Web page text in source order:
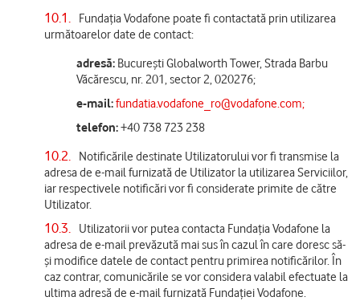
10.1.
Fundația Vodafone poate fi contactată prin utilizarea
următoarelor date de contact:
adresă:București Globalworth Tower, Strada Barbu
Văcărescu, nr. 201, sector 2, 020276;
e-mail:fundatia.vodafone_ro@vodafone.com;
telefon:+40 738 723 238
10.2.
Notificările destinate Utilizatorului vor fi transmise la
adresa de e-mail furnizată de Utilizator la utilizarea Serviciilor,
iar respectivele notificări vor fi considerate primite de către
Utilizator.
10.3.
Utilizatorii vor putea contacta Fundația Vodafone la
adresa de e-mail prevăzută mai sus în cazul în care doresc să-
și modifice datele de contact pentru primirea notificărilor. În
caz contrar, comunicările se vor considera valabil efectuate la
ultima adresă de e-mail furnizată Fundației Vodafone.